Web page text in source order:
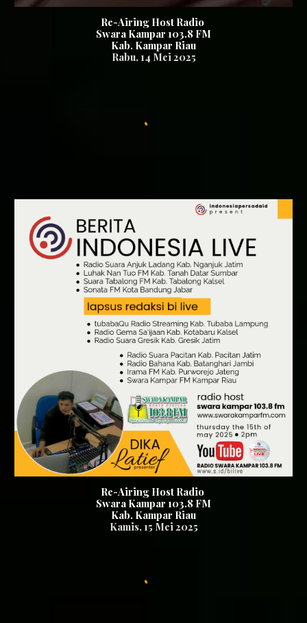
Re-Airing Host Radio
Swara Kampar 103.8 FM
Kab. Kampar Riau
Rabu,14 Mei 2025
Re-Airing Host Radio
Swara Kampar 103.8 FM
Kab. Kampar Riau
Kamis,15Mei 2025